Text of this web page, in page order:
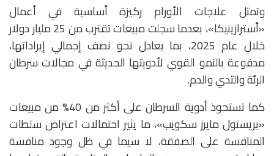
وتمثل علاجات الأورام ركيزة أساسية في أعمال
«أسترازينيكا»، بعدما سجلت مبيعات تقترب من 25 مليار دولار
خلال عام 2025، بما يعادل نحو نصف إجمالي إيراداتها،
مدفوعة بالنمو القوي لأدويتها الحديثة في مجالات سرطان
الرئة والثدي والدم.
كما تستحوذ أدوية السرطان على أكثر من 40% من مبيعات
«بريستول مايرز سكويب»، ما يثير احتمالات اعتراض سلطات
المنافسة على الصفقة، لا سيما في ظل وجود منافسة